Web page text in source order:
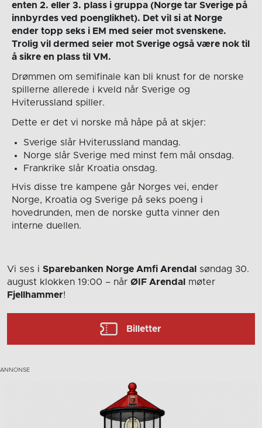
enten 2. eller 3. plass i gruppa (Norge tar Sverige på
innbyrdes ved poenglikhet). Det vil si at Norge
ender topp seks i EM med seier mot svenskene.
Trolig vil dermed seier mot Sverige også være nok til
å sikre en plass til VM.
Drømmen om semifinale kan bli knust for de norske
spillerne allerede i kveld når Sverige og
Hviterussland spiller.
Dette er det vi norske må håpe på at skjer:
Sverige slår Hviterussland mandag.
Norge slår Sverige med minst fem mål onsdag.
Frankrike slår Kroatia onsdag.
Hvis disse tre kampene går Norges vei, ender
Norge, Kroatia og Sverige på seks poeng i
hovedrunden, men de norske gutta vinner den
interne duellen.
Vi ses i Sparebanken Norge Amfi Arendal
søndag 30.
august klokken 19:00 – når ØIF Arendal
møter
Fjellhammer!
Billetter